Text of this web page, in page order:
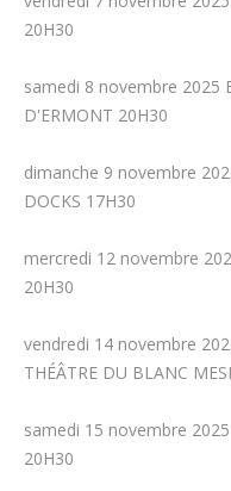
20H30
samedi 8 novembre 2025
D'ERMONT 20H30
dimanche 9 novembre
DOCKS 17H30
mercredi 12 novembre
20H30
vendredi 14 novembre
THÉÂTRE DU BLANC
samedi 15 novembre 2025
20H30